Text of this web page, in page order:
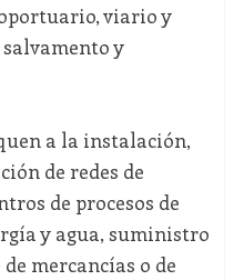
viario y
y
a la instalación,
de redes de
de procesos de
y agua, suministro
mercancías o de